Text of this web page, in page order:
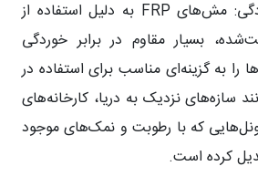
مش‌های FRP به دلیل استفاده از
بسیار مقاوم در برابر خوردگی
را به گزینه‌ای مناسب برای استفاده در
سازه‌های نزدیک به دریا، کارخانه‌های
که با رطوبت و نمک‌های موجود
کرده است.